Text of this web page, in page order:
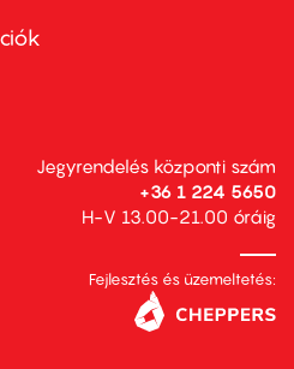
Jegyrendelés központi szám
+36 1 224 5650
H-V 13.00-21.00 óráig
Fejlesztés és üzemeltetés: